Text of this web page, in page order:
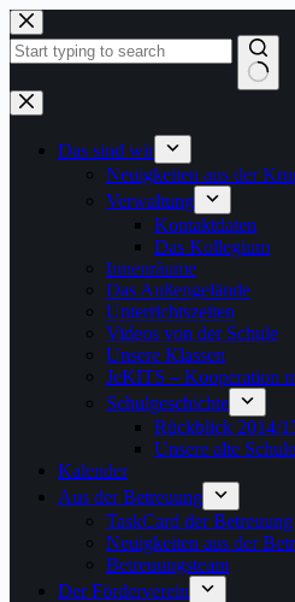
Zum
Inhalt
springen
Keine
Ergebnisse
Das sind wir
Neuigkeiten aus der
Verwaltung
Kontaktdaten
Das Kollegium
Innenräume
Das Außengelände
Unterrichtszeiten
Videos von der Schule
Unsere Klassen
JeKITS – Kooperation
Schulgeschichte
Rückblick 2014/
Unsere alte
Kalender
Aus der Betreuung
TaskCard der Betreuung
Neuigkeiten aus der
Betreuungsteam
Der Förderverein